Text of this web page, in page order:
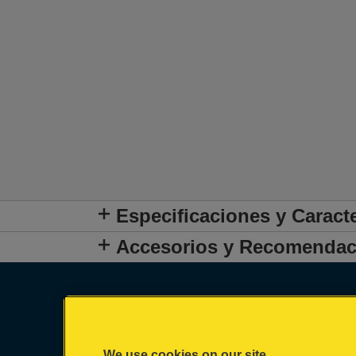
Especificaciones y
Accesorios y